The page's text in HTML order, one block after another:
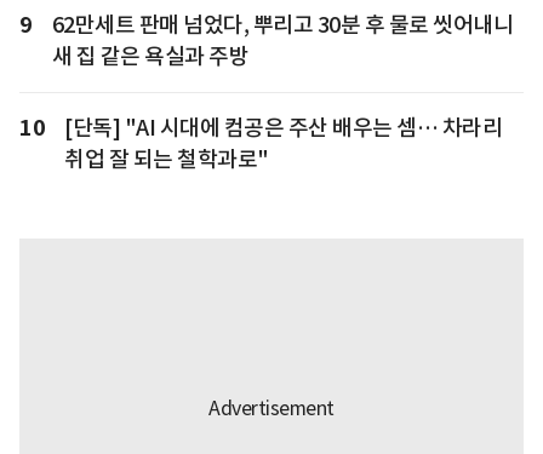
9
62만세트 판매 넘었다, 뿌리고 30분 후 물로 씻어내니
새 집 같은 욕실과 주방
10
[단독] "AI 시대에 컴공은 주산 배우는 셈… 차라리
취업 잘 되는 철학과로"